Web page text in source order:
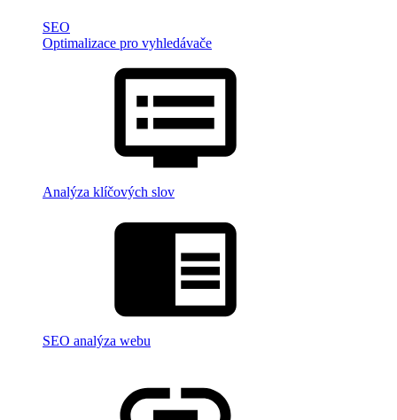
SEO
Optimalizace pro vyhledávače
Analýza klíčových slov
SEO analýza webu